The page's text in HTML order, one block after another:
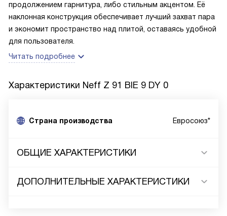
продолжением гарнитура, либо стильным акцентом. Её
наклонная конструкция обеспечивает лучший захват пара
и экономит пространство над плитой, оставаясь удобной
для пользователя.
Читать подробнее
Характеристики Neff Z 91 BIE 9 DY 0
Страна производства Евросоюз*
ОБЩИЕ ХАРАКТЕРИСТИКИ
ДОПОЛНИТЕЛЬНЫЕ ХАРАКТЕРИСТИКИ